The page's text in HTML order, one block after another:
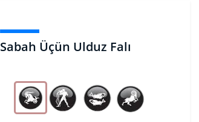
Sabah Üçün Ulduz Falı